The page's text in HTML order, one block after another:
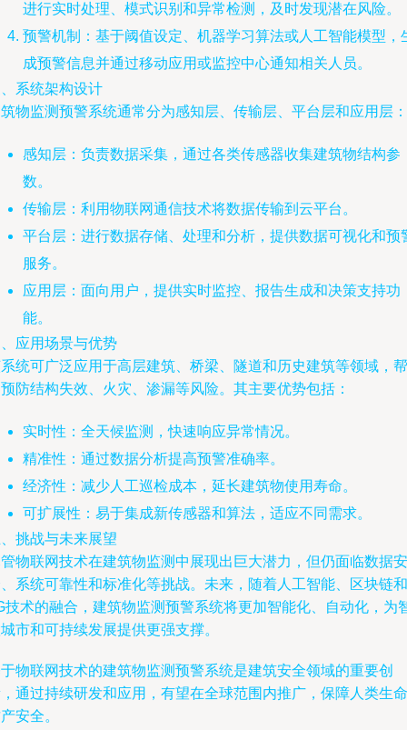
进行实时处理、模式识别和异常检测，及时发现潜在风险。
预警机制：基于阈值设定、机器学习算法或人工智能模型，
成预警信息并通过移动应用或监控中心通知相关人员。
系统架构设计
物监测预警系统通常分为感知层、传输层、平台层和应用层：
感知层：负责数据采集，通过各类传感器收集建筑物结构参
数。
传输层：利用物联网通信技术将数据传输到云平台。
平台层：进行数据存储、处理和分析，提供数据可视化和预
服务。
应用层：面向用户，提供实时监控、报告生成和决策支持功
能。
应用场景与优势
统可广泛应用于高层建筑、桥梁、隧道和历史建筑等领域，帮
防结构失效、火灾、渗漏等风险。其主要优势包括：
实时性：全天候监测，快速响应异常情况。
精准性：通过数据分析提高预警准确率。
经济性：减少人工巡检成本，延长建筑物使用寿命。
可扩展性：易于集成新传感器和算法，适应不同需求。
挑战与未来展望
物联网技术在建筑物监测中展现出巨大潜力，但仍面临数据安
系统可靠性和标准化等挑战。未来，随着人工智能、区块链和
技术的融合，建筑物监测预警系统将更加智能化、自动化，为
市和可持续发展提供更强支撑。
物联网技术的建筑物监测预警系统是建筑安全领域的重要创
通过持续研发和应用，有望在全球范围内推广，保障人类生命
安全。